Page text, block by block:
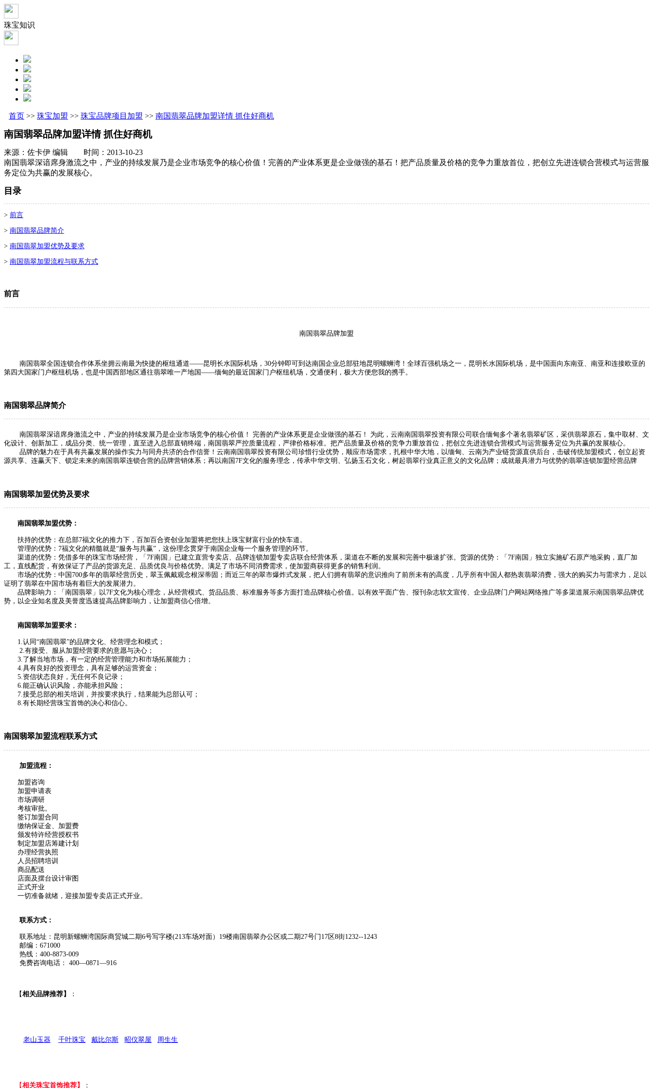
珠宝知识
首页 >> 珠宝加盟 >> 珠宝品牌项目加盟 >> 南国翡翠品牌加盟详情 抓住好商机
南国翡翠品牌加盟详情 抓住好商机
来源：佐卡伊 编辑 时间：2013-10-23
南国翡翠深谙席身激流之中，产业的持续发展乃是企业市场竞争的核心价值！完善的产业体系更是企业做强的基石！把产品质量及价格的竞争力重放首位，把创立先进连锁合营模式与运营服
务定位为共赢的发展核心。
目录
> 前言
> 南国翡翠品牌简介
> 南国翡翠加盟优势及要求
> 南国翡翠加盟流程与联系方式
前言
南国翡翠品牌加盟
南国翡翠全国连锁合作体系坐拥云南最为快捷的枢纽通道——昆明长水国际机场，30分钟即可到达南国企业总部驻地昆明螺蛳湾！全球百强机场之一，昆明长水国际机场，是中国面向东南亚、南亚和连接欧亚的
第四大国家门户枢纽机场，也是中国西部地区通往翡翠唯一产地国——缅甸的最近国家门户枢纽机场，交通便利，极大方便您我的携手。
南国翡翠品牌简介
南国翡翠深谙席身激流之中，产业的持续发展乃是企业市场竞争的核心价值！ 完善的产业体系更是企业做强的基石！ 为此，云南南国翡翠投资有限公司联合缅甸多个著名翡翠矿区，采供翡翠原石，集中取材、文
化设计、创新加工，成品分类、统一管理，直至进入总部直销终端，南国翡翠严控质量流程，严律价格标准。把产品质量及价格的竞争力重放首位，把创立先进连锁合营模式与运营服务定位为共赢的发展核心。
品牌的魅力在于具有共赢发展的操作实力与同舟共济的合作信誉！云南南国翡翠投资有限公司珍惜行业优势，顺应市场需求，扎根中华大地，以缅甸、云南为产业链货源直供后台，击破传统加盟模式，创立起资
源共享、连赢天下、锁定未来的南国翡翠连锁合营的品牌营销体系；再以南国7F文化的服务理念，传承中华文明、弘扬玉石文化，树起翡翠行业真正意义的文化品牌；成就最具潜力与优势的翡翠连锁加盟经营品牌
南国翡翠加盟优势及要求
南国翡翠加盟优势：
扶持的优势：在总部7福文化的推力下，百加百合资创业加盟将把您扶上珠宝财富行业的快车道。
管理的优势：7福文化的精髓就是“服务与共赢”，这份理念贯穿于南国企业每一个服务管理的环节。
渠道的优势：凭借多年的珠宝市场经营，「7F南国」已建立直营专卖店、品牌连锁加盟专卖店联合经营体系，渠道在不断的发展和完善中极速扩张。货源的优势：「7F南国」独立实施矿石原产地采购，直厂加
工，直线配货，有效保证了产品的货源充足、品质优良与价格优势。满足了市场不同消费需求，使加盟商获得更多的销售利润。
市场的优势：中国700多年的翡翠经营历史，翠玉佩戴观念根深蒂固；而近三年的翠市爆炸式发展，把人们拥有翡翠的意识推向了前所未有的高度，几乎所有中国人都热衷翡翠消费，强大的购买力与需求力，足以
证明了翡翠在中国市场有着巨大的发展潜力。
品牌影响力：「南国翡翠」以7F文化为核心理念，从经营模式、货品品质、标准服务等多方面打造品牌核心价值。以有效平面广告、报刊杂志软文宣传、企业品牌门户网站网络推广等多渠道展示南国翡翠品牌优
势，以企业知名度及美誉度迅速提高品牌影响力，让加盟商信心倍增。
南国翡翠加盟要求：
1.认同“南国翡翠”的品牌文化、经营理念和模式；
2.有接受、服从加盟经营要求的意愿与决心；
3.了解当地市场，有一定的经营管理能力和市场拓展能力；
4.具有良好的投资理念，具有足够的运营资金；
5.资信状态良好，无任何不良记录；
6.能正确认识风险，亦能承担风险；
7.接受总部的相关培训，并按要求执行，结果能为总部认可；
8.有长期经营珠宝首饰的决心和信心。
南国翡翠加盟流程联系方式
加盟流程：
加盟咨询
加盟申请表
市场调研
考核审批。
签订加盟合同
缴纳保证金、加盟费
颁发特许经营授权书
制定加盟店筹建计划
办理经营执照
人员招聘培训
商品配送
店面及摆台设计审图
正式开业
一切准备就绪，迎接加盟专卖店正式开业。
联系方式：
联系地址：昆明新螺蛳湾国际商贸城二期6号写字楼(213车场对面）19楼南国翡翠办公区或二期27号门17区8街1232--1243
邮编：671000
热线：400-8873-009
免费咨询电话： 400—0871—916
【相关品牌推荐】 ：
老山玉器 千叶珠宝 戴比尔斯 昭仪翠屋 周生生
【相关珠宝首饰推荐】 ：